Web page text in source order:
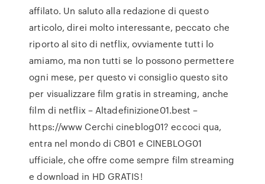
affilato. Un saluto alla redazione di questo
articolo, direi molto interessante, peccato che
riporto al sito di netflix, ovviamente tutti lo
amiamo, ma non tutti se lo possono permettere
ogni mese, per questo vi consiglio questo sito
per visualizzare film gratis in streaming, anche
film di netflix – Altadefinizione01.best –
https://www Cerchi cineblog01? eccoci qua,
entra nel mondo di CB01 e CINEBLOG01
ufficiale, che offre come sempre film streaming
e download in HD GRATIS!